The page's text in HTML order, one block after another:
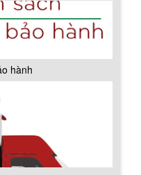
hành
PHÍ SẢN XUẤT VỚI MÁY TRỘN
cách máy trộn sơn công
doanh nghiệp tiết kiệm
nhân công và chi phí vận
KHUẤY TRỘN HÓA CHẤT CHO
những tiêu chí quan trọng